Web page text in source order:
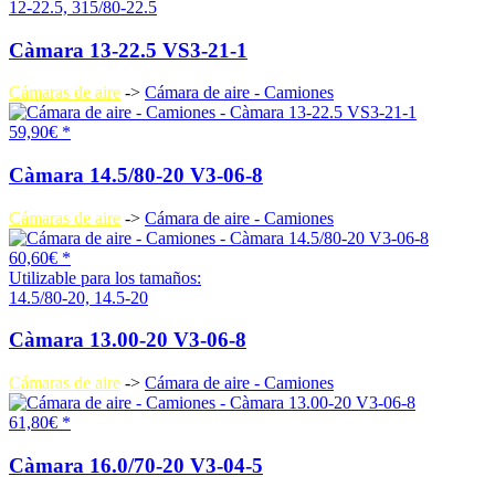
12-22.5, 315/80-22.5
Càmara 13-22.5 VS3-21-1
Cámaras de aire -> Cámara de aire - Camiones
59,90€ *
Càmara 14.5/80-20 V3-06-8
Cámaras de aire -> Cámara de aire - Camiones
60,60€ *
Utilizable para los tamaños:
14.5/80-20, 14.5-20
Càmara 13.00-20 V3-06-8
Cámaras de aire -> Cámara de aire - Camiones
61,80€ *
Càmara 16.0/70-20 V3-04-5